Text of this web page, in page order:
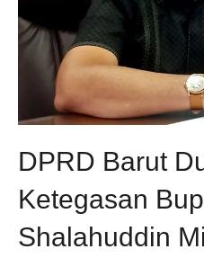
DPRD Barut
Ketegasan
Shalahuddin